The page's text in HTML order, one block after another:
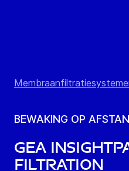
BEWAKING OP
GEA
Filtration